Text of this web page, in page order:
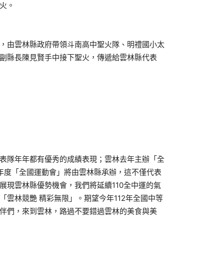
。
由雲林縣政府帶領斗南高中聖火隊、明禮國小太
縣長陳見賢手中接下聖火，傳遞給雲林縣代表
隊年年都有優秀的成績表現；雲林去年主辦「全
「全國運動會」將由雲林縣承辦，這不僅代表
現雲林縣優勢機會，我們將延續110全中運的氣
雲林競艷 精彩無限」。期望今年112年全國中等
們，來到雲林，路過不要錯過雲林的美食與美